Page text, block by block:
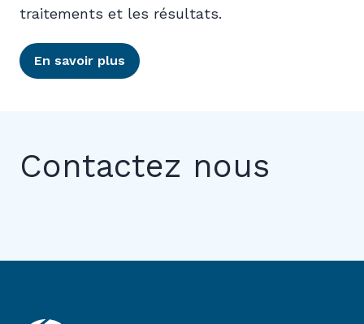
traitements et les résultats.
En savoir plus
Contactez nous